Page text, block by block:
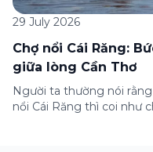
29 July 2026
Chợ nổi Cái Răng:
giữa lòng Cần Thơ
Người ta thường nói
nổi Cái Răng thì coi như